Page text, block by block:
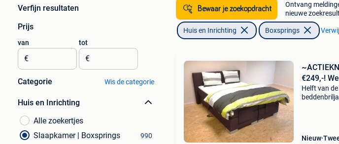
Verfijn resultaten
Prijs
van
€
tot
€
Categorie Wis de categorie
Huis en Inrichting
Alle zoekertjes
Slaapkamer | Boxsprings
990
Bewaar je zoekopdracht
Ontvang
nieuwe
Huis en Inrichting Boxsprings
€249,-!
Helft van
Nieuw